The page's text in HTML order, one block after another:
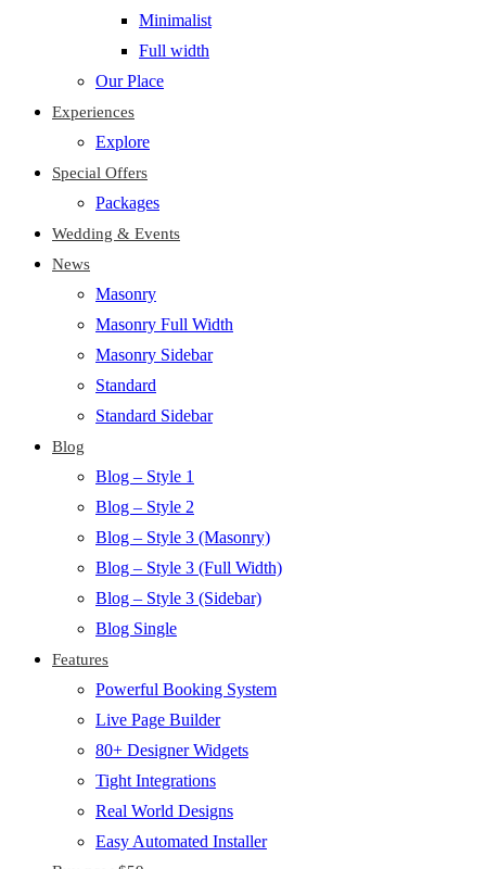
Minimalist
Full width
Our Place
Experiences
Explore
Special Offers
Packages
Wedding & Events
News
Masonry
Masonry Full Width
Masonry Sidebar
Standard
Standard Sidebar
Blog
Blog – Style 1
Blog – Style 2
Blog – Style 3 (Masonry)
Blog – Style 3 (Full Width)
Blog – Style 3 (Sidebar)
Blog Single
Features
Powerful Booking System
Live Page Builder
80+ Designer Widgets
Tight Integrations
Real World Designs
Easy Automated Installer